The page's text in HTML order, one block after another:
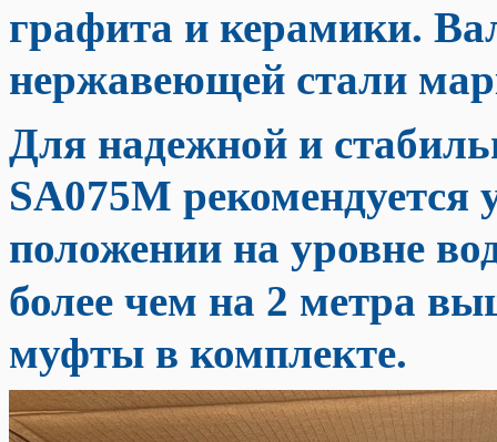
графита и керамики.
нержавеющей стали
Для надежной и
SA075M рекомендуется
положении на уровне
более чем на 2 метра
муфты в комплекте.